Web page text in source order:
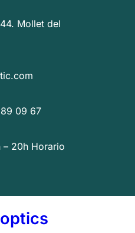
Mollet del
09 67
– 20h Horario